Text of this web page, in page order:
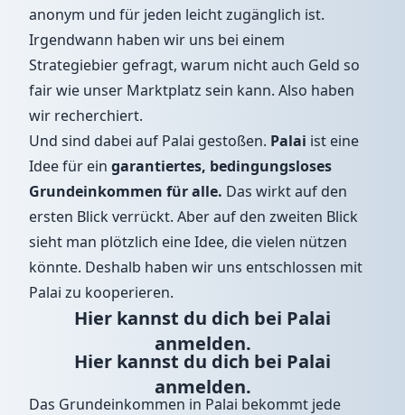
anonym und für jeden leicht zugänglich ist.
Irgendwann haben wir uns bei einem
Strategiebier gefragt, warum nicht auch Geld so
fair wie unser Marktplatz sein kann. Also haben
wir recherchiert.
Und sind dabei auf Palai gestoßen. Palai ist eine
Idee für ein garantiertes, bedingungsloses
Grundeinkommen für alle. Das wirkt auf den
ersten Blick verrückt. Aber auf den zweiten Blick
sieht man plötzlich eine Idee, die vielen nützen
könnte. Deshalb haben wir uns entschlossen mit
Palai zu kooperieren.
Hier kannst du dich bei Palai
anmelden.
Hier kannst du dich bei Palai
anmelden.
Das Grundeinkommen in Palai bekommt jede